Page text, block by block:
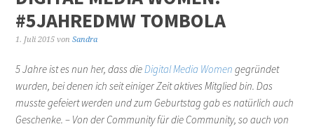
#5JAHREDMW TOMBOLA
1. Juli 2015 vonSandra
5 Jahre ist es nun her, dass dieDigital Media Women gegründet
wurden, bei denen ich seit einiger Zeit aktives Mitglied bin. Das
musste gefeiert werden und zum Geburtstag gab es natürlich auch
Geschenke. – Von der Community für die Community, so auch von